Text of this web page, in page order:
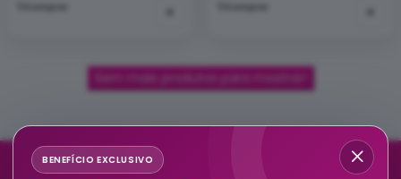
+ +
Sem mais produtos para mostrar!
BENEFÍCIO EXCLUSIVO